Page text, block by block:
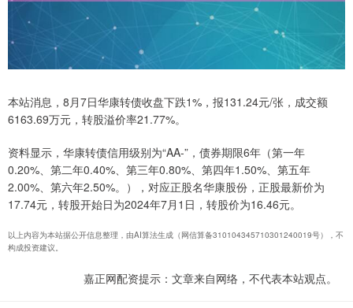
本站消息，8月7日华康转债收盘下跌1%，报131.24元/张，成交额
6163.69万元，转股溢价率21.77%。
资料显示，华康转债信用级别为“AA-”，债券期限6年（第一年
0.20%、第二年0.40%、第三年0.80%、第四年1.50%、第五年
2.00%、第六年2.50%。），对应正股名华康股份，正股最新价为
17.74元，转股开始日为2024年7月1日，转股价为16.46元。
以上内容为本站据公开信息整理，由AI算法生成（网信算备310104345710301240019号），不
构成投资建议。
嘉正网配资提示：文章来自网络，不代表本站观点。